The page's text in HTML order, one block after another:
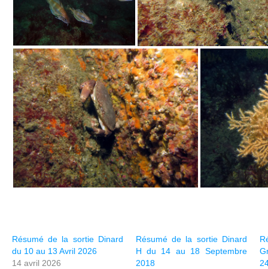
Résumé de la sortie Dinard
du 10 au 13 Avril 2026
14 avril 2026
Résumé de la sortie Dinard
H du 14 au 18 Septembre
2018